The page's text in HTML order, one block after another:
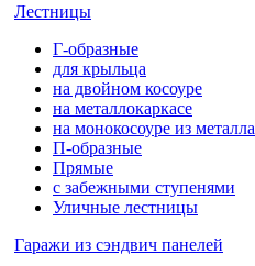
Лестницы
Г-образные
для крыльца
на двойном косоуре
на металлокаркасе
на монокосоуре из металла
П-образные
Прямые
с забежными ступенями
Уличные лестницы
Гаражи из сэндвич панелей